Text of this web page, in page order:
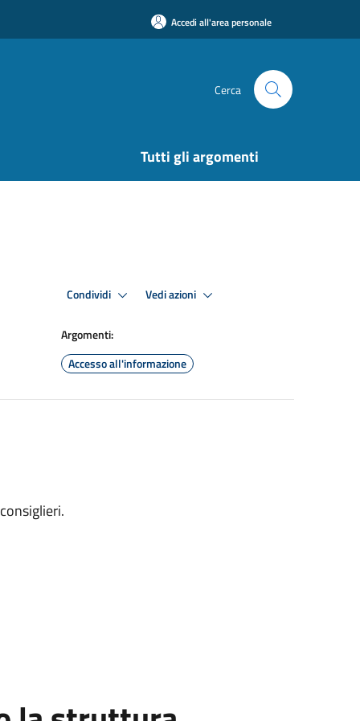
Accedi all'area personale
Cerca
Tutti gli argomenti
Condividi Vedi azioni
Argomenti:
Accesso all'informazione